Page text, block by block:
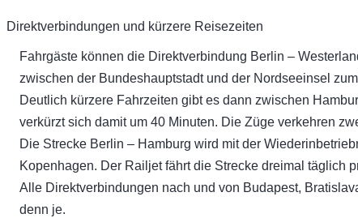
Direktverbindungen und kürzere Reisezeiten
Fahrgäste können die Direktverbindung Berlin –
zwischen der Bundeshauptstadt und der Nordseeinsel
Deutlich kürzere Fahrzeiten gibt es dann zwischen
verkürzt sich damit um 40 Minuten. Die Züge verkehren
Die Strecke Berlin – Hamburg wird mit der
Kopenhagen. Der Railjet fährt die Strecke dreimal täglich
Alle Direktverbindungen nach und von Budapest,
denn je.